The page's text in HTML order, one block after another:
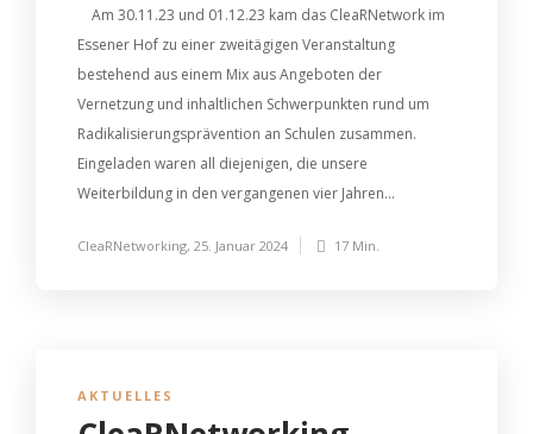
Am 30.11.23 und 01.12.23 kam das CleaRNetwork im
Essener Hof zu einer zweitägigen Veranstaltung
bestehend aus einem Mix aus Angeboten der
Vernetzung und inhaltlichen Schwerpunkten rund um
Radikalisierungsprävention an Schulen zusammen.
Eingeladen waren all diejenigen, die unsere
Weiterbildung in den vergangenen vier Jahren...
CleaRNetworking, 25. Januar 2024 17 Min.
AKTUELLES